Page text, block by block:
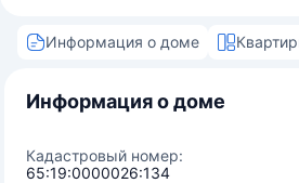
Информация о доме
Информация о доме
Кадастровый номер:
65:19:0000026:134